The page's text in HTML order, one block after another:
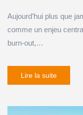
Aujourd’hui plus que
comme un enjeu
burn-out,…
Lire la suite